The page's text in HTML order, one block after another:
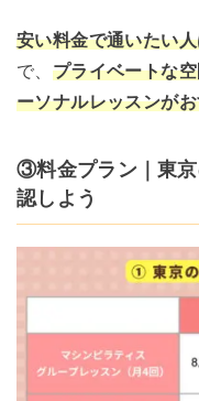
安い料金で通いたい
で、 プライベートな
ーソナルレッスンが
③料金プラン｜東
認しよう